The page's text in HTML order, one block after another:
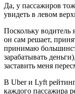
Да, у пассажиров
увидеть в левом
Поскольку водитель
он сам решает,
принимаю
зарабатывать
заставить меня
В Uber и Lyft
каждого пассажира